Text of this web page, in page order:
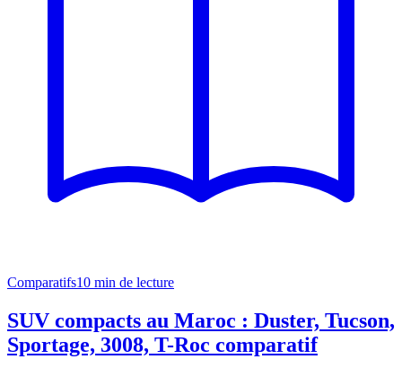
Comparatifs10 min de lecture
SUV compacts au Maroc : Duster, Tucson,
Sportage, 3008, T-Roc comparatif